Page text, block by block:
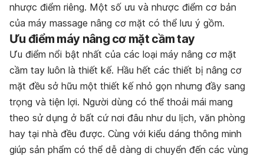
nhược điểm riêng. Một số ưu và nhược điểm cơ bản
của máy massage nâng cơ mặt có thể lưu ý gồm.
Ưu điểm máy nâng cơ mặt cầm tay
Ưu điểm nổi bật nhất của các loại máy nâng cơ mặt
cầm tay luôn là thiết kế. Hầu hết các thiết bị nâng cơ
mặt đều sở hữu một thiết kế nhỏ gọn nhưng đầy sang
trọng và tiện lợi. Người dùng có thể thoải mái mang
theo sử dụng ở bất cứ nơi đâu như du lịch, văn phòng
hay tại nhà đều được. Cùng với kiểu dáng thông minh
giúp sản phẩm có thể dễ dàng di chuyển đến các vùng